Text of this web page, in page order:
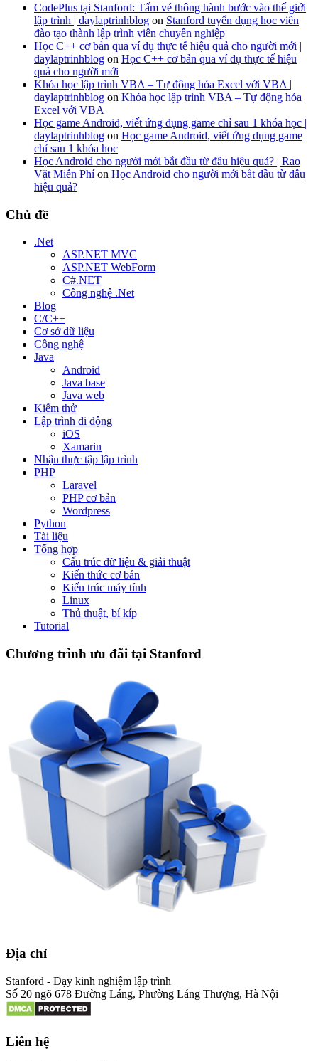
CodePlus tại Stanford: Tấm vé thông hành bước vào thế giới
lập trình | daylaptrinhblog on Stanford tuyển dụng học viên
đào tạo thành lập trình viên chuyên nghiệp
Học C++ cơ bản qua ví dụ thực tế hiệu quả cho người mới |
daylaptrinhblog on Học C++ cơ bản qua ví dụ thực tế hiệu
quả cho người mới
Khóa học lập trình VBA – Tự động hóa Excel với VBA |
daylaptrinhblog on Khóa học lập trình VBA – Tự động hóa
Excel với VBA
Học game Android, viết ứng dụng game chỉ sau 1 khóa học |
daylaptrinhblog on Học game Android, viết ứng dụng game
chỉ sau 1 khóa học
Học Android cho người mới bắt đầu từ đâu hiệu quả? | Rao
Vặt Miễn Phíon Học Android cho người mới bắt đầu từ đâu
hiệu quả?
Chủ đề
.Net
ASP.NET MVC
ASP.NET WebForm
C#.NET
Công nghệ .Net
Blog
C/C++
Cơ sở dữ liệu
Công nghệ
Java
Android
Java base
Java web
Kiểm thử
Lập trình di động
iOS
Xamarin
Nhận thực tập lập trình
PHP
Laravel
PHP cơ bản
Wordpress
Python
Tài liệu
Tổng hợp
Cấu trúc dữ liệu & giải thuật
Kiến thức cơ bản
Kiến trúc máy tính
Linux
Thủ thuật, bí kíp
Tutorial
Chương trình ưu đãi tại Stanford
Địa chỉ
Stanford - Dạy kinh nghiệm lập trình
Số 20 ngõ 678 Đường Láng, Phường Láng Thượng, Hà Nội
Liên hệ